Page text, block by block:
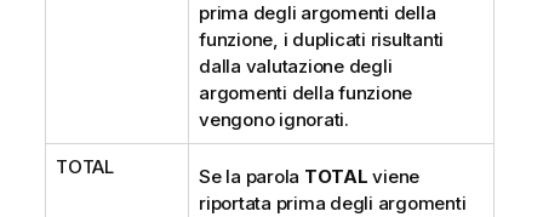
prima degli argomenti della
funzione, i duplicati risultanti
dalla valutazione degli
argomenti della funzione
vengono ignorati.
TOTAL Se la parola TOTAL viene
riportata prima degli argomenti